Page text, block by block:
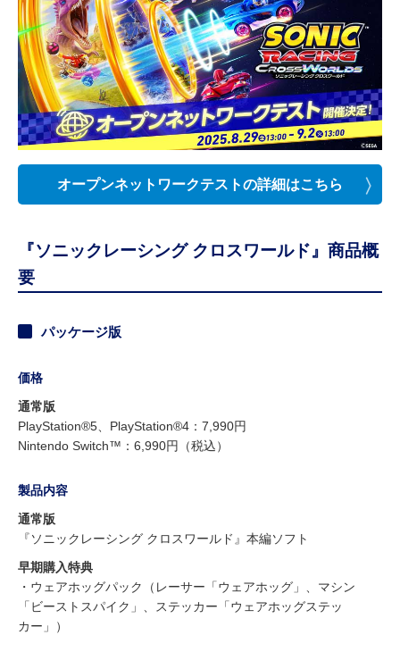
オープンネットワークテストの詳細はこちら
『ソニックレーシング クロスワールド』商品概
要
パッケージ版
価格
通常版
PlayStation®5、PlayStation®4：7,990円
Nintendo Switch™：6,990円（税込）
製品内容
通常版
『ソニックレーシング クロスワールド』本編ソフト
早期購入特典
・ウェアホッグパック（レーサー「ウェアホッグ」、マシン
「ビーストスパイク」、ステッカー「ウェアホッグステッ
カー」）